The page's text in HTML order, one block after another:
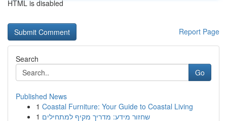
HTML is disabled
Report Page
Search
Go
Published News
1 Coastal Furniture: Your Guide to Coastal Living
1 שחזור מידע: מדריך מקיף למתחילים